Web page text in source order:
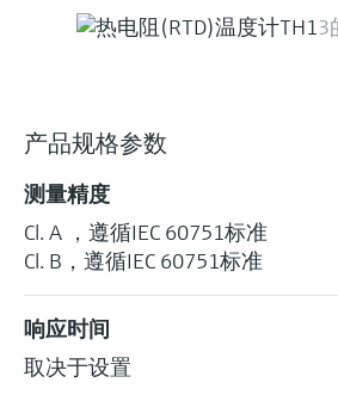
通过产品特性查找适当的测量设备、软件或
通过应用参数查找、选择并配置产品
Device Viewer
查找产品具体信息和文档
备件查找工具
松查找所需备件。
机电式物位测量
Level measurement with pressure
选购全部
金属分析仪
微波传输测量原理
Memosens数字技术
选购全部
决策级过程透明度，赋能卓越运营
产品规格参数
测量精度
Cl. A ，遵循IEC 60751标准
Cl. B，遵循IEC 60751标准
响应时间
取决于设置